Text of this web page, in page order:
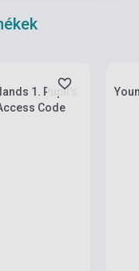
1. Pupil's
Code